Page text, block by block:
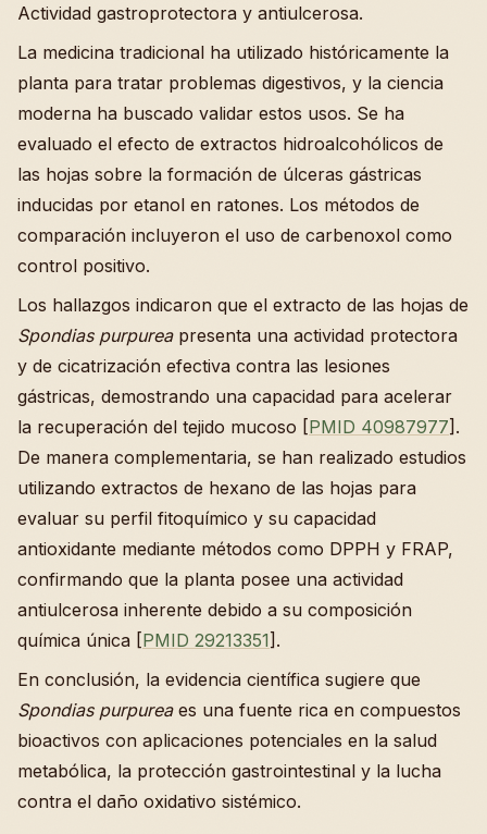
Actividad gastroprotectora y antiulcerosa.
La medicina tradicional ha utilizado históricamente la
planta para tratar problemas digestivos, y la ciencia
moderna ha buscado validar estos usos. Se ha
evaluado el efecto de extractos hidroalcohólicos de
las hojas sobre la formación de úlceras gástricas
inducidas por etanol en ratones. Los métodos de
comparación incluyeron el uso de carbenoxol como
control positivo.
Los hallazgos indicaron que el extracto de las hojas de
Spondias purpureapresenta una actividad protectora
y de cicatrización efectiva contra las lesiones
gástricas, demostrando una capacidad para acelerar
la recuperación del tejido mucoso [PMID 40987977].
De manera complementaria, se han realizado estudios
utilizando extractos de hexano de las hojas para
evaluar su perfil fitoquímico y su capacidad
antioxidante mediante métodos como DPPH y FRAP,
confirmando que la planta posee una actividad
antiulcerosa inherente debido a su composición
química única [PMID 29213351].
En conclusión, la evidencia científica sugiere que
Spondias purpureaes una fuente rica en compuestos
bioactivos con aplicaciones potenciales en la salud
metabólica, la protección gastrointestinal y la lucha
contra el daño oxidativo sistémico.